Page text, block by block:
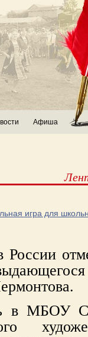
Афиша
игра для
России
в МБОУ